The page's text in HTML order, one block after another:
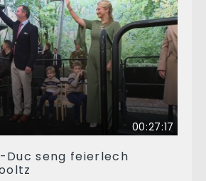
00:27:17
Duc seng feierlech